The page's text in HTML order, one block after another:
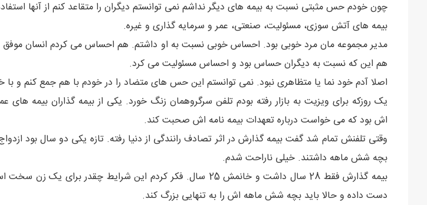
چون خودم حس مثبتی نسبت به بیمه های دیگر نداشم نمی توانستم دیگران را متقاعد کنم از آنها
بیمه های آتش سوزی، مسئولیت، صنعتی، عمر و سرمایه گذاری و غیره.
مدیر مجموعه مان مرد خوبی بود. احساس خوبی نسبت به او داشتم. هم احساس می کردم انسان
هم این که نسبت به دیگران حساس بود و احساس مسئولیت می کرد.
اصلا آدم خود نما یا متظاهری نبود. نمی توانستم این حس های متضاد را در خودم با هم جمع کنم و با
یک روزکه برای ویزیت به بازار رفته بودم تلفن سرگروهمان زنگ خورد. یکی از بیمه گذاران بیمه های
اش بود که می خواست درباره تعهدات بیمه نامه اش صحبت کند.
وقتی تلفنش تمام شد گفت بیمه گذارش در اثر تصادف رانندگی از دنیا رفته. تازه یکی دو سال بود
بچه شش ماهه داشتند. خیلی ناراحت شدم.
بیمه گذارش فقط 28 سال داشت و خانمش 25 سال. فکر کردم این شرایط چقدر برای
دست داده و حالا باید بچه شش ماهه اش را به تنهایی بزرگ کند.